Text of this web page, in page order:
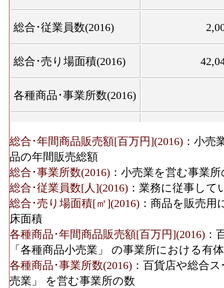
総合･従業員数(2016)
総合･売り場面積(2016)
各種商品･事業所数(2016)
織物衣服･年間商品販売
額(2016)
1,276[
織物衣服･事業所数(2016)
織物衣服･従業員数(2016)
織物衣服･売り場面積
(2016)
総合･年間商品販売額[百万円](2016) ：小売
品の年間販売総額
総合･事業所数(2016) ：小売業を営む事業
総合･従業員数[人](2016) ：業務に従事して
総合･売り場面積[㎡](2016) ：商品を販売
床面積
各種商品･年間商品販売額[百万円](2016) ：
「各種商品小売業」 の事業所における有
各種商品･事業所数(2016) ：百貨店や総合
売業」 を営む事業所の数